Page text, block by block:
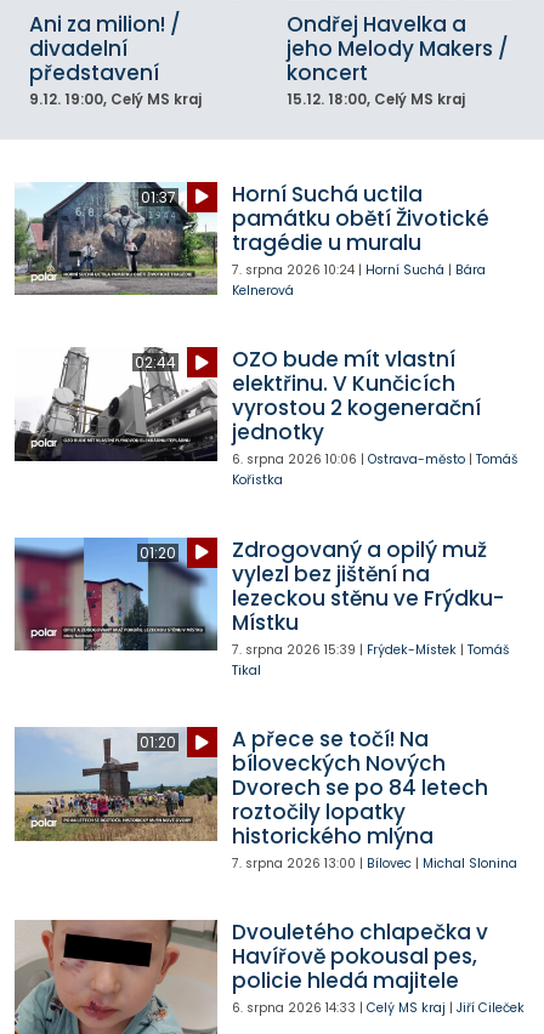
Ani za milion! /
divadelní
představení
9.12. 19:00, Celý MS kraj
Ondřej Havelka a
jeho Melody Makers /
koncert
15.12. 18:00, Celý MS kraj
01:37
Horní Suchá uctila
památku obětí Životické
tragédie u muralu
7. srpna 2026 10:24| Horní Suchá | Bára
Kelnerová
02:44
OZO bude mít vlastní
elektřinu. V Kunčicích
vyrostou 2 kogenerační
jednotky
6. srpna 2026 10:06 | Ostrava-město| Tomáš
Kořistka
01:20
Zdrogovaný a opilý muž
vylezl bez jištění na
lezeckou stěnu ve Frýdku-
Místku
7. srpna 2026 15:39 | Frýdek-Místek| Tomáš
Tikal
01:20
A přece se točí! Na
bíloveckých Nových
Dvorech se po 84 letech
roztočily lopatky
historického mlýna
7. srpna 2026 13:00 | Bílovec| Michal Slonina
Dvouletého chlapečka v
Havířově pokousal pes,
policie hledá majitele
6. srpna 2026 14:33 | Celý MS kraj | Jiří Cileček